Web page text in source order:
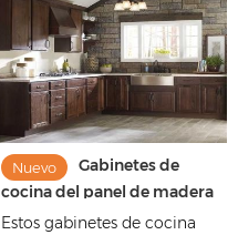
Nuevo
Gabinetes de
cocina del panel de madera
sólida del estilo rústico de
Estos gabinetes de cocina